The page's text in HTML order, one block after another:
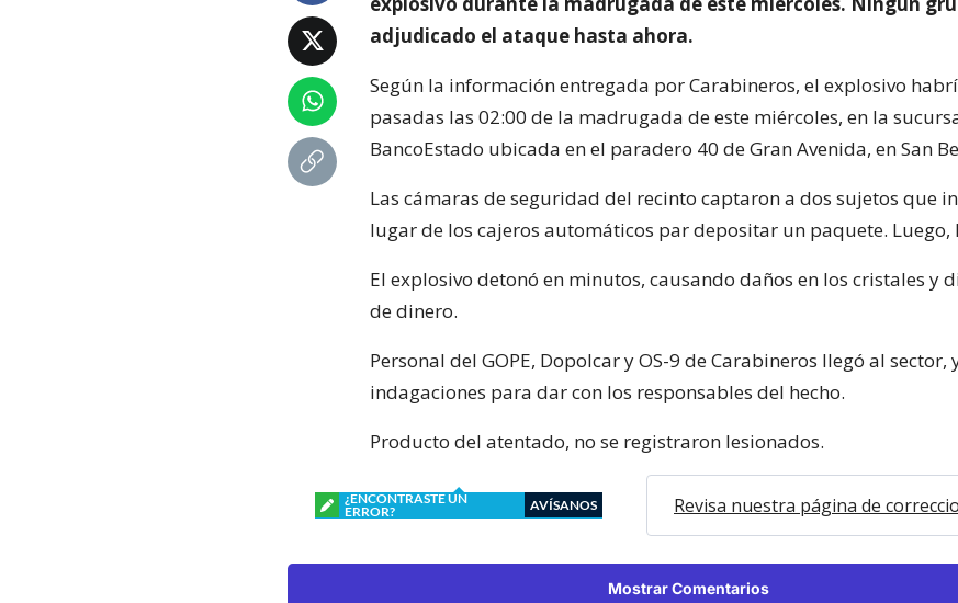
adjudicado el ataque hasta ahora.
Según la información entregada por Carabineros, el explosivo
pasadas las 02:00 de la madrugada de este miércoles, en la
BancoEstado ubicada en el paradero 40 de Gran Avenida, en San
Las cámaras de seguridad del recinto captaron a dos sujetos que
lugar de los cajeros automáticos par depositar un paquete. Luego,
El explosivo detonó en minutos, causando daños en los cristales y
de dinero.
Personal del GOPE, Dopolcar y OS-9 de Carabineros llegó al sector,
indagaciones para dar con los responsables del hecho.
Producto del atentado, no se registraron lesionados.
¿ENCONTRASTE UN
ERROR?
AVÍSANOS Revisa nuestra página de
Mostrar Comentarios